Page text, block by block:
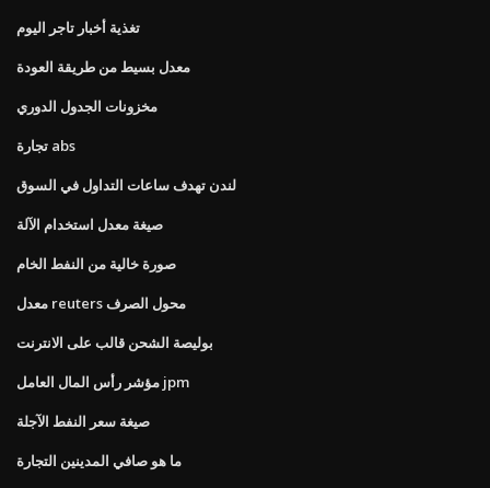
تغذية أخبار تاجر اليوم
معدل بسيط من طريقة العودة
مخزونات الجدول الدوري
تجارة abs
لندن تهدف ساعات التداول في السوق
صيغة معدل استخدام الآلة
صورة خالية من النفط الخام
معدل reuters محول الصرف
بوليصة الشحن قالب على الانترنت
مؤشر رأس المال العامل jpm
صيغة سعر النفط الآجلة
ما هو صافي المدينين التجارة